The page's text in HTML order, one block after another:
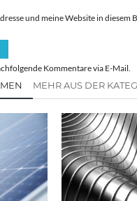
und meine Website in
Kommentare via E-Mail.
MEHR AUS DER